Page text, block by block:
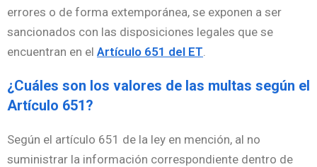
errores o de forma extemporánea, se exponen a ser
sancionados con las disposiciones legales que se
encuentran en el Artículo 651 del ET
¿Cuáles son los valores de las multas según el
Artículo 651?
Según el artículo 651 de la ley en mención, al no
suministrar la información correspondiente dentro de